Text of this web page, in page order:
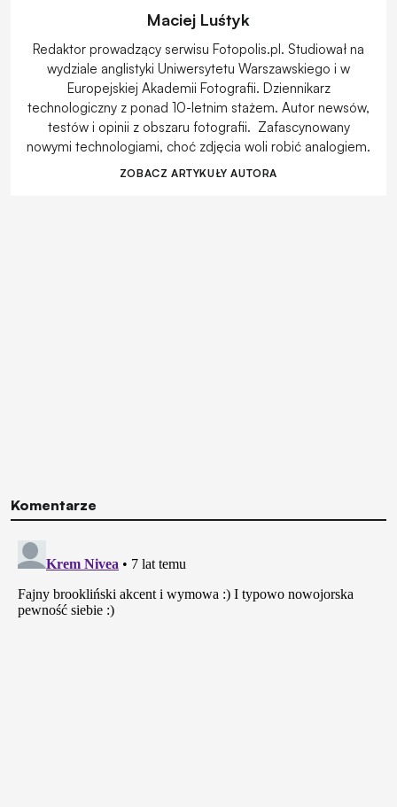
Maciej Luśtyk
Redaktor prowadzący serwisu Fotopolis.pl. Studiował na
wydziale anglistyki Uniwersytetu Warszawskiego i w
Europejskiej Akademii Fotografii. Dziennikarz
technologiczny z ponad 10-letnim stażem. Autor newsów,
testów i opinii z obszaru fotografii. Zafascynowany
nowymi technologiami, choć zdjęcia woli robić analogiem.
ZOBACZ ARTYKUŁY AUTORA
Komentarze